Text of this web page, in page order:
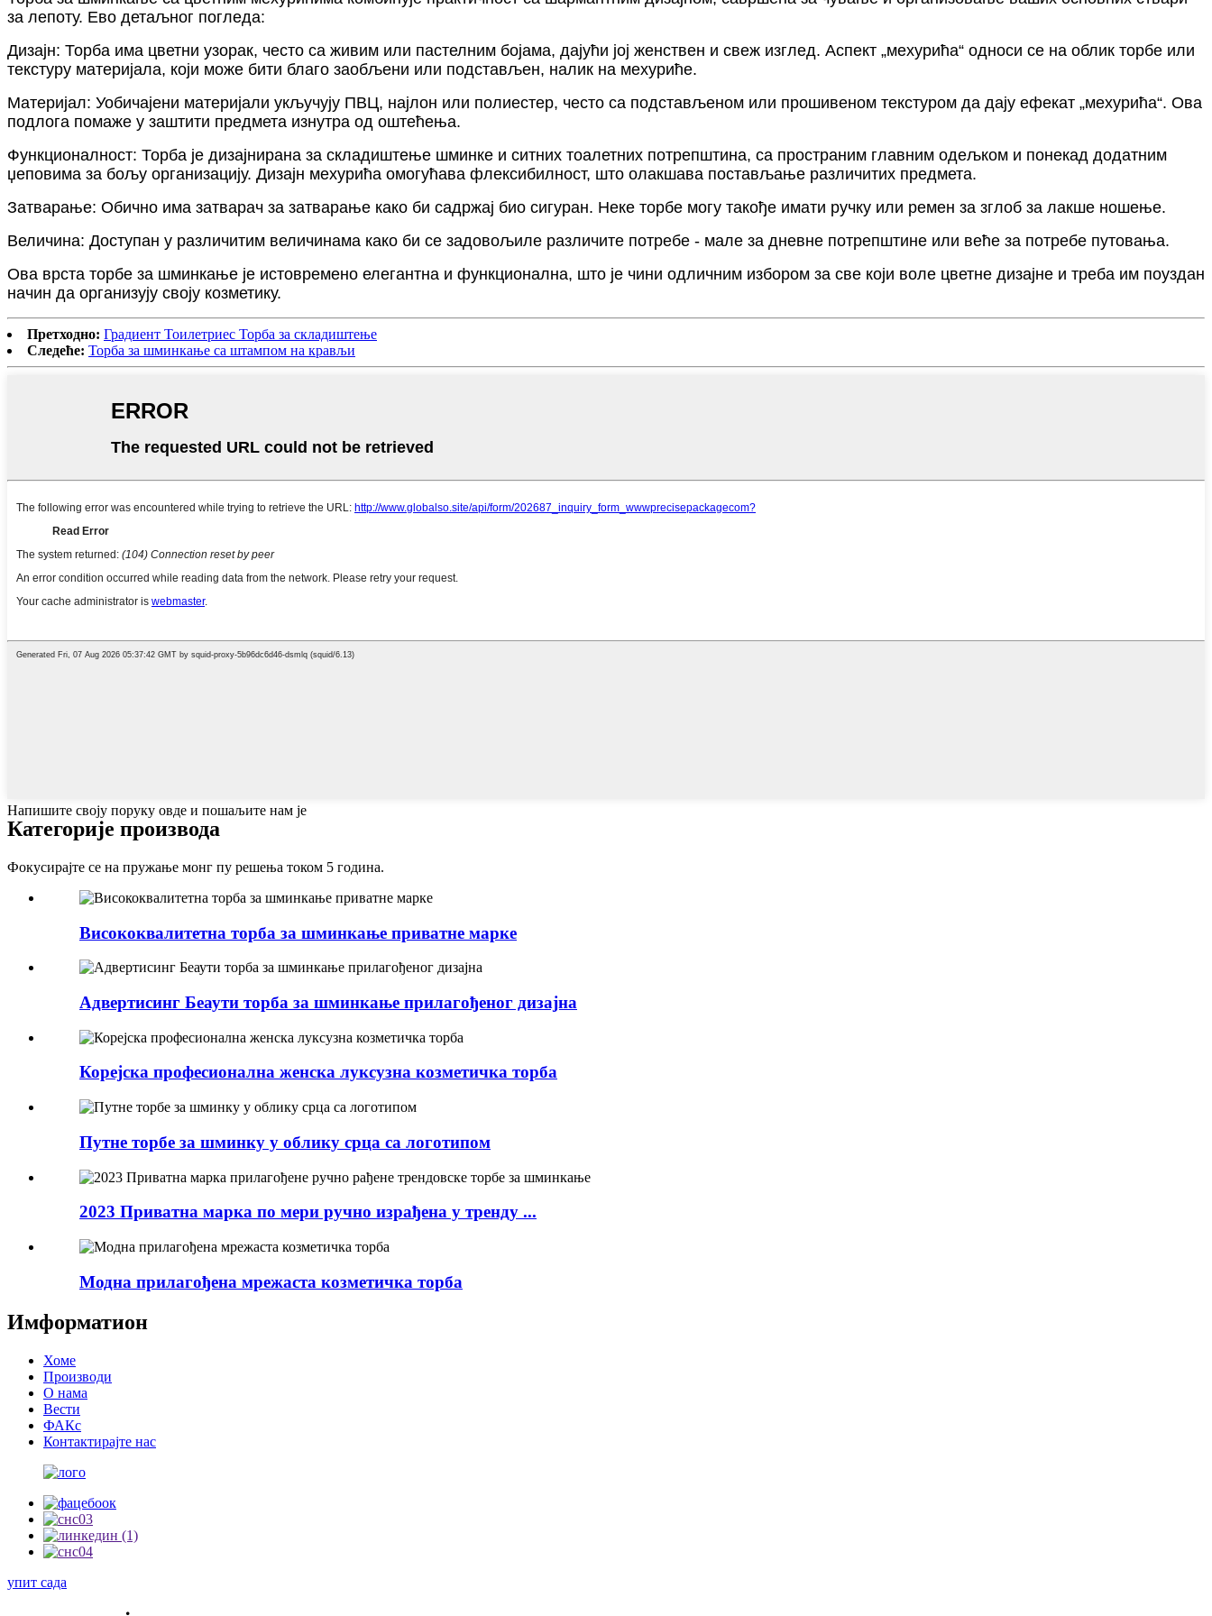
за лепоту. Ево детаљног погледа:
Дизајн: Торба има цветни узорак, често са живим или пастелним бојама, дајући јој женствен и свеж изглед. Аспект „мехурића“ односи се на облик торбе или
текстуру материјала, који може бити благо заобљени или подстављен, налик на мехуриће.
Материјал: Уобичајени материјали укључују ПВЦ, најлон или полиестер, често са подстављеном или прошивеном текстуром да дају ефекат „мехурића“. Ова
подлога помаже у заштити предмета изнутра од оштећења.
Функционалност: Торба је дизајнирана за складиштење шминке и ситних тоалетних потрепштина, са пространим главним одељком и понекад додатним
џеповима за бољу организацију. Дизајн мехурића омогућава флексибилност, што олакшава постављање различитих предмета.
Затварање: Обично има затварач за затварање како би садржај био сигуран. Неке торбе могу такође имати ручку или ремен за зглоб за лакше ношење.
Величина: Доступан у различитим величинама како би се задовољиле различите потребе - мале за дневне потрепштине или веће за потребе путовања.
Ова врста торбе за шминкање је истовремено елегантна и функционална, што је чини одличним избором за све који воле цветне дизајне и треба им поуздан
начин да организују своју козметику.
Претходно: Градиент Тоилетриес Торба за складиштење
Следеће: Торба за шминкање са штампом на крављи
Напишите своју поруку овде и пошаљите нам је
Категорије производа
Фокусирајте се на пружање монг пу решења током 5 година.
Висококвалитетна торба за шминкање приватне марке
Адвертисинг Беаути торба за шминкање прилагођеног дизајна
Корејска професионална женска луксузна козметичка торба
Путне торбе за шминку у облику срца са логотипом
2023 Приватна марка по мери ручно израђена у тренду ...
Модна прилагођена мрежаста козметичка торба
Имформатион
Хоме
Производи
О нама
Вести
ФАКс
Контактирајте нас
упит сада